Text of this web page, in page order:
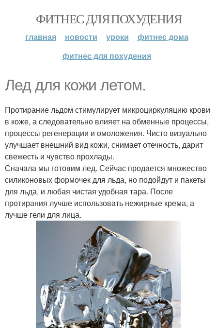
ФИТНЕС ДЛЯ ПОХУДЕНИЯ
главная новости уроки
фитнес дома
фитнес для похудения
Лед для кожи летом.
Протирание льдом стимулирует микроциркуляцию крови
в коже, а следовательно влияет на обменные процессы,
процессы регенерации и омоложения. Чисто визуально
улучшает внешний вид кожи, снимает отечность, дарит
свежесть и чувство прохлады.
Сначала мы готовим лед. Сейчас продается множество
силиконовых формочек для льда, но подойдут и пакеты
для льда, и любая чистая удобная тара. После
протирания лучше использовать нежирные крема, а
лучше гели для лица.